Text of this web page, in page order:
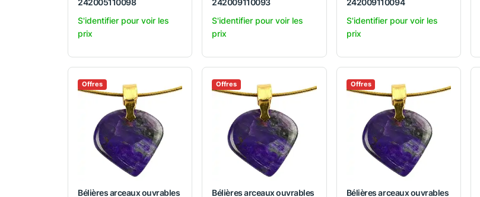
242005110098
S'identifier pour voir les
prix
242009110093
S'identifier pour voir les
prix
242009110094
S'identifier pour voir les
prix
Offres
Bélières arceaux ouvrables
Offres
Bélières arceaux ouvrables
Offres
Bélières arceaux ouvrables